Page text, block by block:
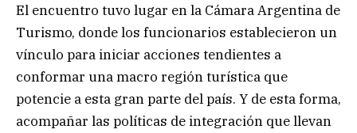
El encuentro tuvo lugar en la Cámara Argentina de
Turismo, donde los funcionarios establecieron un
vínculo para iniciar acciones tendientes a
conformar una macro región turística que
potencie a esta gran parte del país. Y de esta forma,
acompañar las políticas de integración que llevan